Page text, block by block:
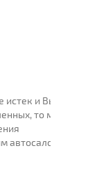
и Вы
то мы
автосалоном.